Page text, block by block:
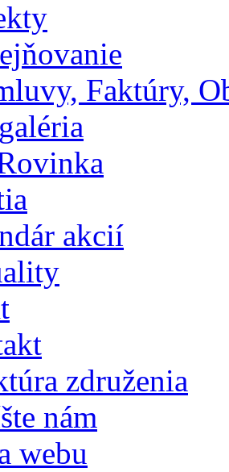
Faktúry,
akcií
združenia
nám
webu